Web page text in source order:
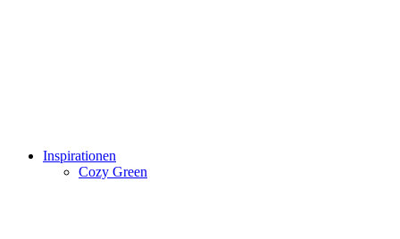
Inspirationen
Cozy Green